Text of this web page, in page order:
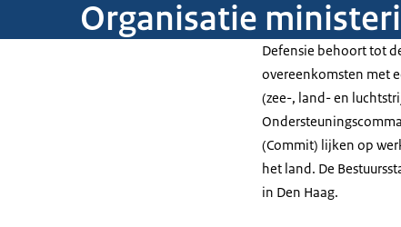
Organisatie
Defensie behoort tot
overeenkomsten met
(zee-, land- en
(Commit) lijken op
het land. De
in Den Haag.